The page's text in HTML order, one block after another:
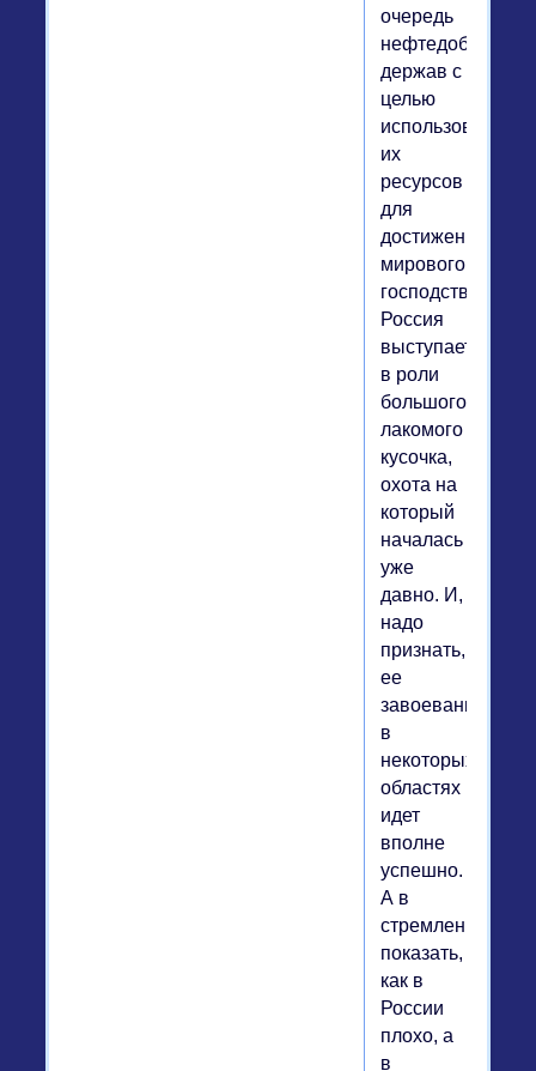
очередь
держав с
целью
использования
их
ресурсов
для
достижения
мирового
господства.
Россия
выступает
в роли
большого
лакомого
кусочка,
охота на
который
началась
уже
давно. И,
надо
признать,
ее
завоевание
в
некоторых
областях
идет
вполне
успешно.
А в
стремлении
показать,
как в
России
плохо, а
в